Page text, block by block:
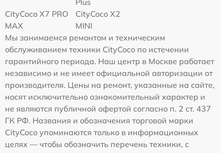
CityCoco X7 PRO
MAX
CityCoco X2
MINI
Мы занимаемся ремонтом и техническим
обслуживанием техники CityCoco по истечении
гарантийного периода. Наш центр в Москве работает
независимо и не имеет официальной авторизации от
производителя. Цены на ремонт, указанные на сайте,
носят исключительно ознакомительный характер и
не являются публичной офертой согласно п. 2 ст. 437
ГК РФ. Названия и обозначения торговой марки
CityCoco упоминаются только в информационных
целях — чтобы обозначить перечень техники, с